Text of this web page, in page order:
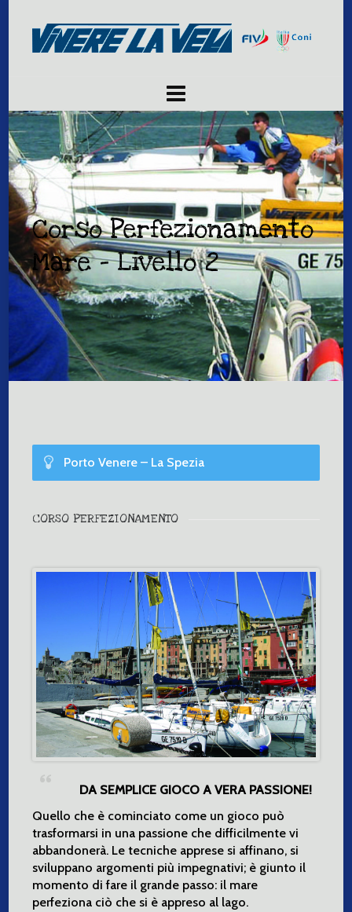
Corso Perfezionamento
Mare – Livello 2
Porto Venere – La Spezia
CORSO PERFEZIONAMENTO
DA SEMPLICE GIOCO A VERA PASSIONE!
Quello che è cominciato come un gioco può
trasformarsi in una passione che difficilmente vi
abbandonerà. Le tecniche apprese si affinano, si
sviluppano argomenti più impegnativi; è giunto il
momento di fare il grande passo: il mare
perfeziona ciò che si è appreso al lago.